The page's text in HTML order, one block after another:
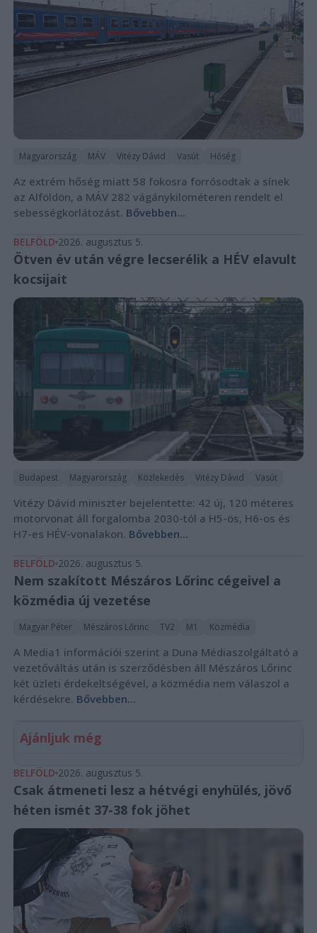
Magyarország MÁV Vitézy Dávid Vasút Hőség
Az extrém hőség miatt 58 fokosra forrósodtak a sínek
az Alföldön, a MÁV 282 vágánykilométeren rendelt el
sebességkorlátozást. Bővebben...
BELFÖLD 2026. augusztus 5.
Ötven év után végre lecserélik a HÉV elavult
kocsijait
Budapest Magyarország Közlekedés Vitézy Dávid Vasút
Vitézy Dávid miniszter bejelentette: 42 új, 120 méteres
motorvonat áll forgalomba 2030-tól a H5-ös, H6-os és
H7-es HÉV-vonalakon. Bővebben...
BELFÖLD 2026. augusztus 5.
Nem szakított Mészáros Lőrinc cégeivel a
közmédia új vezetése
Magyar Péter Mészáros Lőrinc TV2 M1 Közmédia
A Media1 információi szerint a Duna Médiaszolgáltató a
vezetőváltás után is szerződésben áll Mészáros Lőrinc
két üzleti érdekeltségével, a közmédia nem válaszol a
kérdésekre. Bővebben...
Ajánljuk még
BELFÖLD 2026. augusztus 5.
Csak átmeneti lesz a hétvégi enyhülés, jövő
héten ismét 37-38 fok jöhet